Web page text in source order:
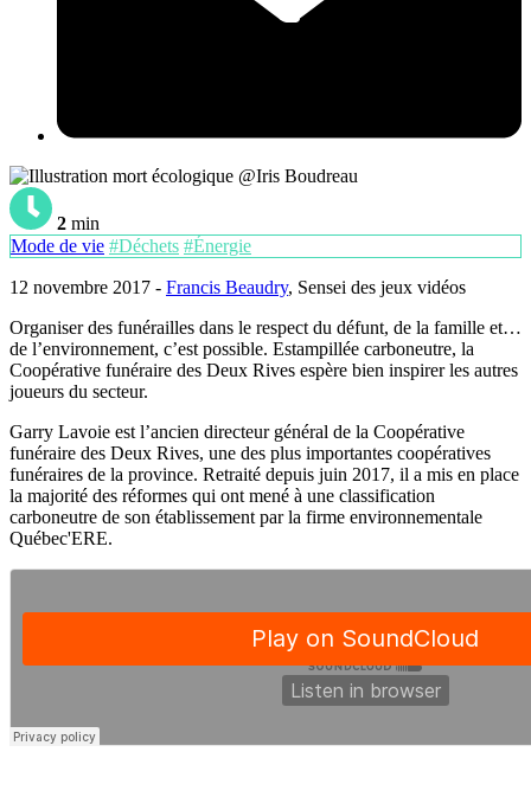
@Iris Boudreau
2 min
Mode de vie #Déchets #Énergie
12 novembre 2017 - Francis Beaudry, Sensei des jeux vidéos
Organiser des funérailles dans le respect du défunt, de la famille et…
de l’environnement, c’est possible. Estampillée carboneutre, la
Coopérative funéraire des Deux Rives espère bien inspirer les autres
joueurs du secteur.
Garry Lavoie est l’ancien directeur général de la Coopérative
funéraire des Deux Rives, une des plus importantes coopératives
funéraires de la province. Retraité depuis juin 2017, il a mis en place
la majorité des réformes qui ont mené à une classification
carboneutre de son établissement par la firme environnementale
Québec'ERE.